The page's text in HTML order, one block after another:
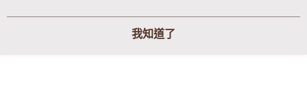
我知道了